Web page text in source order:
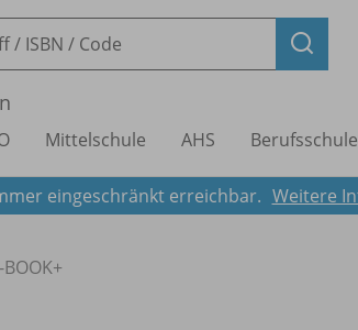
Mittelschule AHS
eingeschränkt erreichbar. Weitere